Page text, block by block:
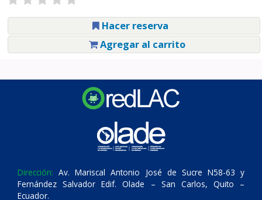
Hacer reserva
Agregar al carrito
Dirección: Av. Mariscal Antonio José de Sucre N58-63 y
Fernández Salvador Edif. Olade – San Carlos, Quito –
Ecuador.